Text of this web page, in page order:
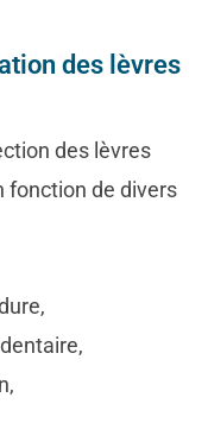
des lèvres
des lèvres
fonction de divers